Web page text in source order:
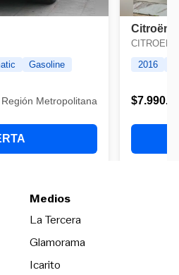
Medios
La Tercera
Glamorama
Icarito